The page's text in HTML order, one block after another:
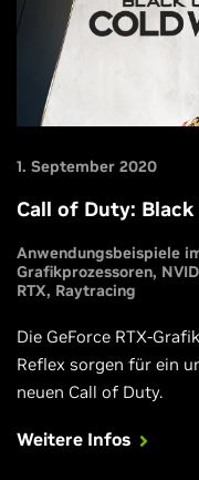
1. September 2020
Call of Duty:
Anwendungsbeispiele
Grafikprozessoren
RTX Raytracing
Die GeForce RTX-
Reflex sorgen für ein
neuen Call of Duty.
Weitere Infos